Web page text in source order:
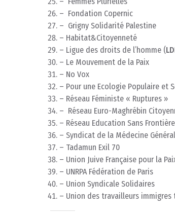
– Fondation Copernic
– Grigny Solidarité Palestine
– Habitat&Citoyenneté
– Ligue des droits de l’homme (
– Le Mouvement de la Paix
– No Vox
– Pour une Ecologie Populaire et
– Réseau Féministe « Ruptures »
– Réseau Euro-Maghrébin
– Réseau Education Sans
– Syndicat de la Médecine
– Tadamun Exil 70
– Union Juive Française pour la
– UNRPA Fédération de Paris
– Union Syndicale Solidaires
– Union des travailleurs immigres